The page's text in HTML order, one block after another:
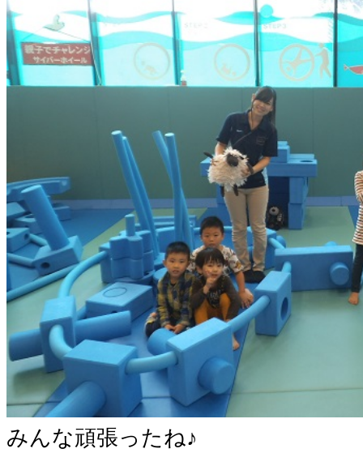
みんな頑張ったね♪